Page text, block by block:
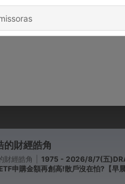
的財經皓角
財經皓角
1975 - 2026/8/7(五
申購金額再創高!散戶沒在怕?【早